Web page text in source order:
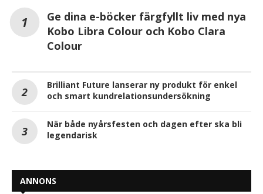
Ge dina e-böcker färgfyllt liv med nya
Kobo Libra Colour och Kobo Clara
Colour
Brilliant Future lanserar ny produkt för enkel
och smart kundrelationsundersökning
När både nyårsfesten och dagen efter ska bli
legendarisk
ANNONS